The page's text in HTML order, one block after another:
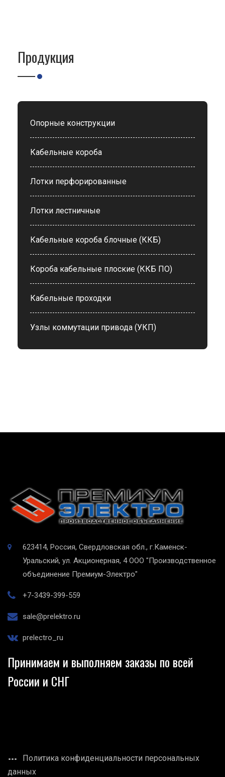
Продукция
Опорные конструкции
Кабельные короба
Лотки перфорированные
Лотки лестничные
Кабельные короба блочные (ККБ)
Короба кабельные плоские (ККБ ПО)
Кабельные проходки
Узлы коммутации привода (УКП)
623414, Россия, Свердловская обл., г.Каменск-
Уральский, ул. Акционерная, 4 ООО "Производственное
объединение Премиум-Электро"
+7-3439-399-559
sale@prelektro.ru
prelectro_ru
Принимаем и выполняем заказы по всей
России и СНГ
Политика конфиденциальности персональных
данных